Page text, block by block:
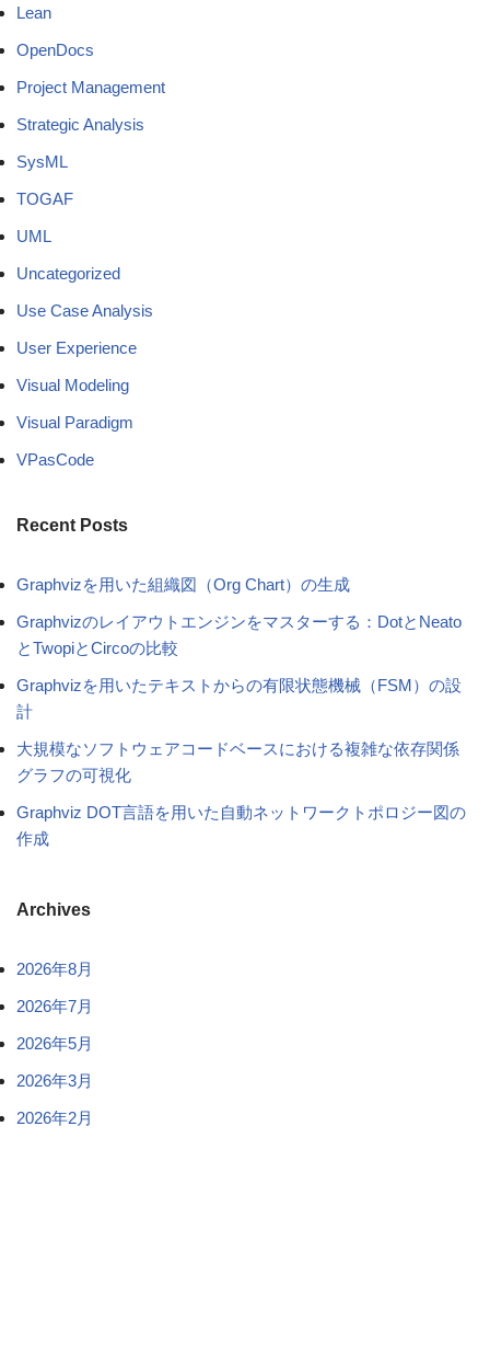
Lean
OpenDocs
Project Management
Strategic Analysis
SysML
TOGAF
UML
Uncategorized
Use Case Analysis
User Experience
Visual Modeling
Visual Paradigm
VPasCode
Recent Posts
Graphvizを用いた組織図（Org Chart）の生成
Graphvizのレイアウトエンジンをマスターする：DotとNeato
とTwopiとCircoの比較
Graphvizを用いたテキストからの有限状態機械（FSM）の設
計
大規模なソフトウェアコードベースにおける複雑な依存関係
グラフの可視化
Graphviz DOT言語を用いた自動ネットワークトポロジー図の
作成
Archives
2026年8月
2026年7月
2026年5月
2026年3月
2026年2月